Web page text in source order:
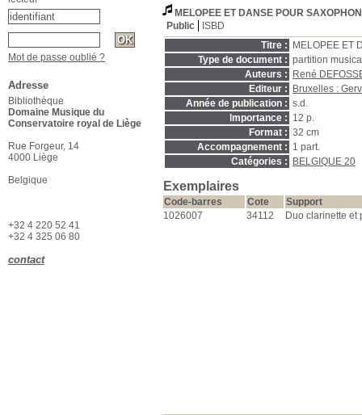
MELOPEE ET DANSE POUR
Public
ISBD
Titre :
MELOPEE ET
Type de document : partition
Auteurs :
René
Editeur :
Bruxelles :
Année de publication : s.d.
Importance : 12 p.
Format : 32 cm
Accompagnement : 1 part.
Catégories :
BELGIQUE 20
Exemplaires
Code-barres Cote
Support
1026007
34112 Duo clarinette et
Mot de passe oublié ?
Adresse
Bibliothèque
Domaine Musique du
Conservatoire royal de Liège
Rue Forgeur, 14
4000 Liège
Belgique
+32 4 220 52 41
+32 4 325 06 80
contact